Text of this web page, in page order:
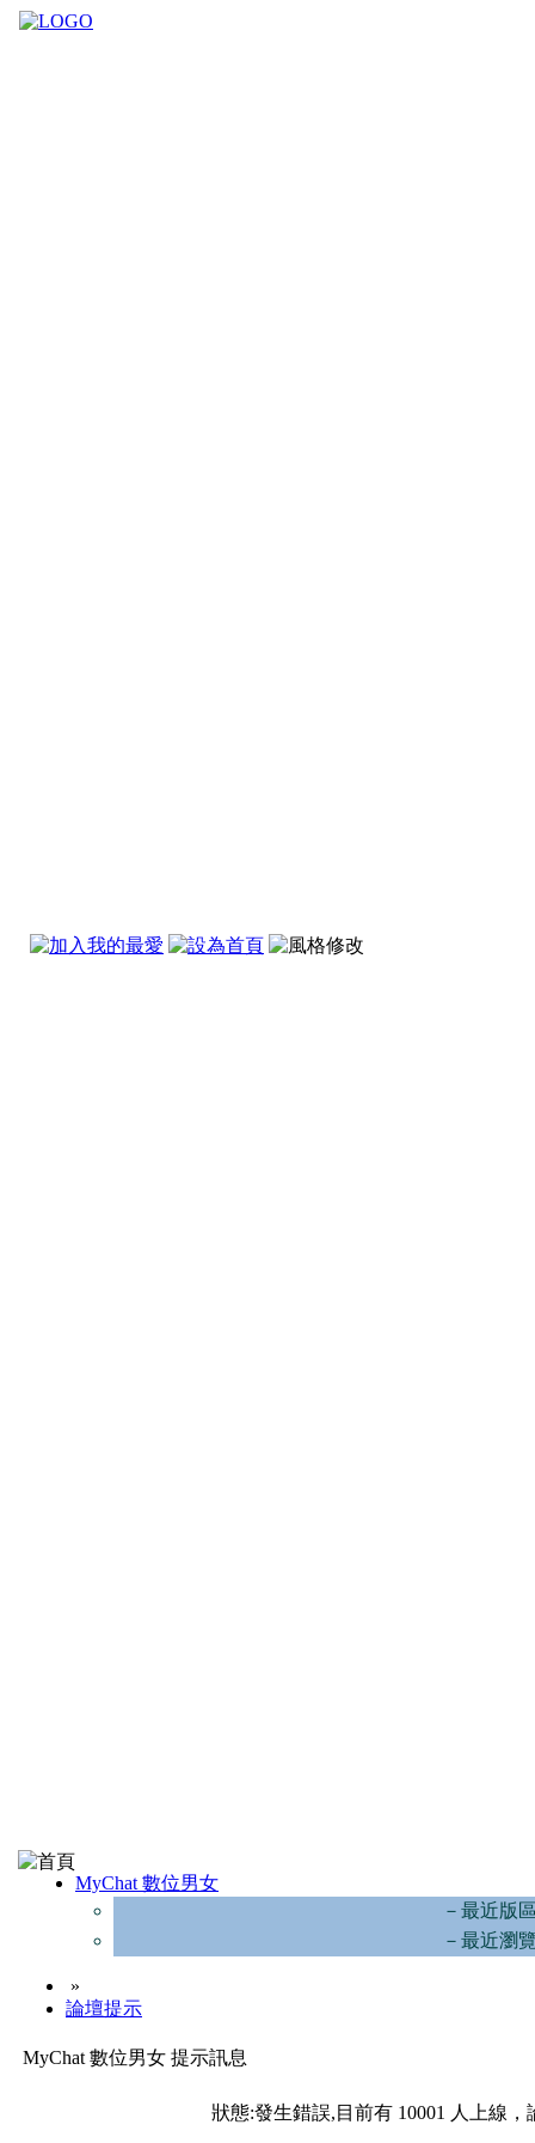
MyChat 數位男女
－最近版
－最近瀏
»
論壇提示
MyChat 數位男女 提示訊息
狀態:發生錯誤,目前有 10001 人上線